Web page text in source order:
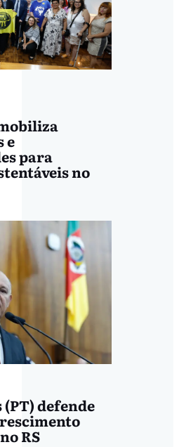
e
para
no
(PT) defende
RS